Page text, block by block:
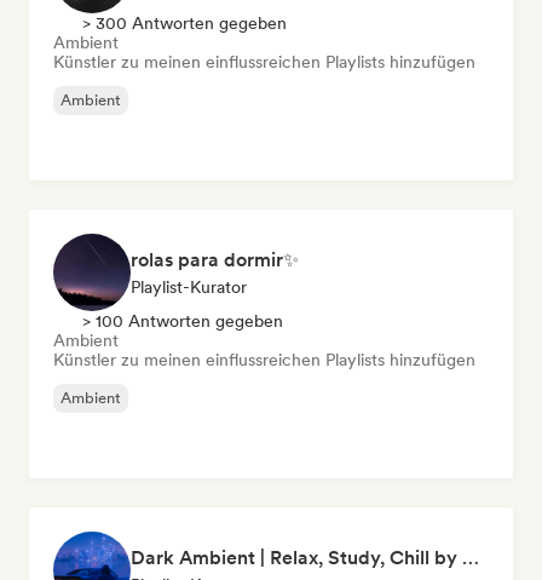
> 300 Antworten gegeben
Ambient
Künstler zu meinen einflussreichen Playlists hinzufügen
Ambient
rolas para dormir✨
Playlist-Kurator
> 100 Antworten gegeben
Ambient
Künstler zu meinen einflussreichen Playlists hinzufügen
Ambient
Dark Ambient | Relax, Study, Chill by clapine